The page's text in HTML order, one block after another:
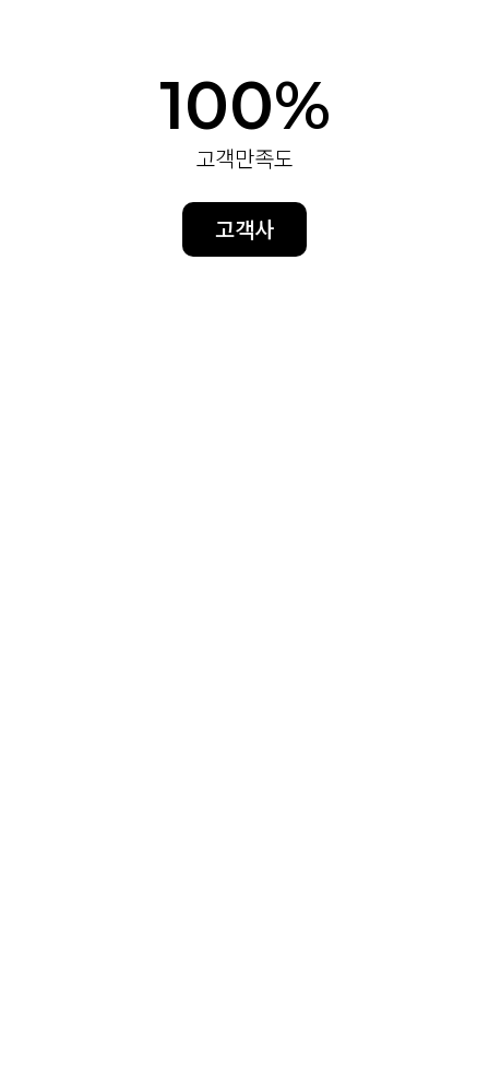
100%
고객만족도
고객사